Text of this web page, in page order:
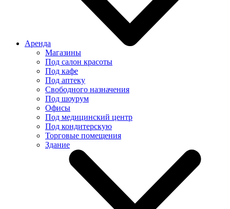
Аренда
Магазины
Под салон красоты
Под кафе
Под аптеку
Свободного назначения
Под шоурум
Офисы
Под медицинский центр
Под кондитерскую
Торговые помещения
Здание